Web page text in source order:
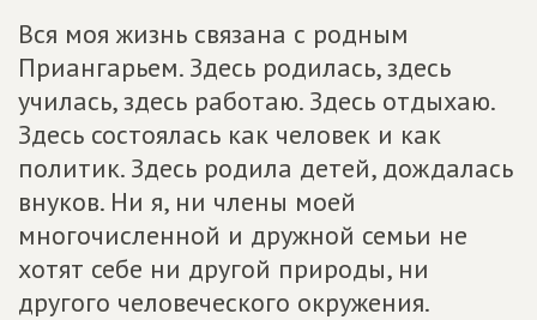
Вся моя жизнь связана с родным
Приангарьем. Здесь родилась, здесь
училась, здесь работаю. Здесь отдыхаю.
Здесь состоялась как человек и как
политик. Здесь родила детей, дождалась
внуков. Ни я, ни члены моей
многочисленной и дружной семьи не
хотят себе ни другой природы, ни
другого человеческого окружения.